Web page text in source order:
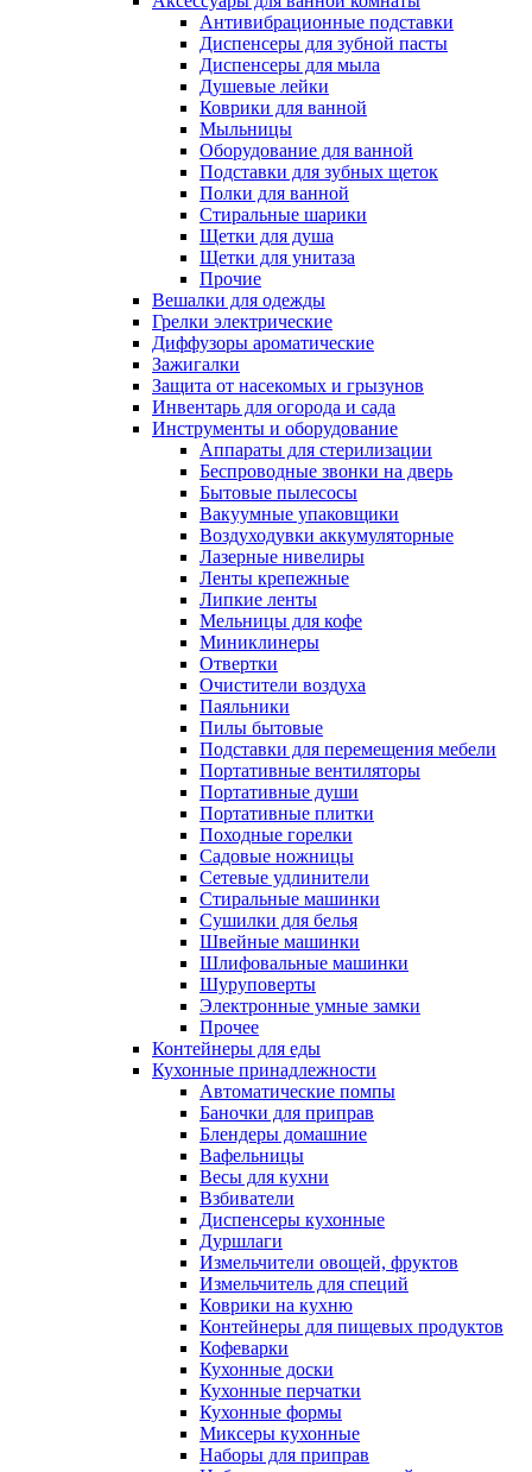
Антивибрационные подставки
Диспенсеры для зубной пасты
Диспенсеры для мыла
Душевые лейки
Коврики для ванной
Мыльницы
Оборудование для ванной
Подставки для зубных щеток
Полки для ванной
Стиральные шарики
Щетки для душа
Щетки для унитаза
Прочие
Вешалки для одежды
Грелки электрические
Диффузоры ароматические
Зажигалки
Защита от насекомых и грызунов
Инвентарь для огорода и сада
Инструменты и оборудование
Аппараты для стерилизации
Беспроводные звонки на дверь
Бытовые пылесосы
Вакуумные упаковщики
Воздуходувки аккумуляторные
Лазерные нивелиры
Ленты крепежные
Липкие ленты
Мельницы для кофе
Миниклинеры
Отвертки
Очистители воздуха
Паяльники
Пилы бытовые
Подставки для перемещения мебели
Портативные вентиляторы
Портативные души
Портативные плитки
Походные горелки
Садовые ножницы
Сетевые удлинители
Стиральные машинки
Сушилки для белья
Швейные машинки
Шлифовальные машинки
Шуруповерты
Электронные умные замки
Прочее
Контейнеры для еды
Кухонные принадлежности
Автоматические помпы
Баночки для приправ
Блендеры домашние
Вафельницы
Весы для кухни
Взбиватели
Диспенсеры кухонные
Дуршлаги
Измельчители овощей, фруктов
Измельчитель для специй
Коврики на кухню
Контейнеры для пищевых продуктов
Кофеварки
Кухонные доски
Кухонные перчатки
Кухонные формы
Миксеры кухонные
Наборы для приправ